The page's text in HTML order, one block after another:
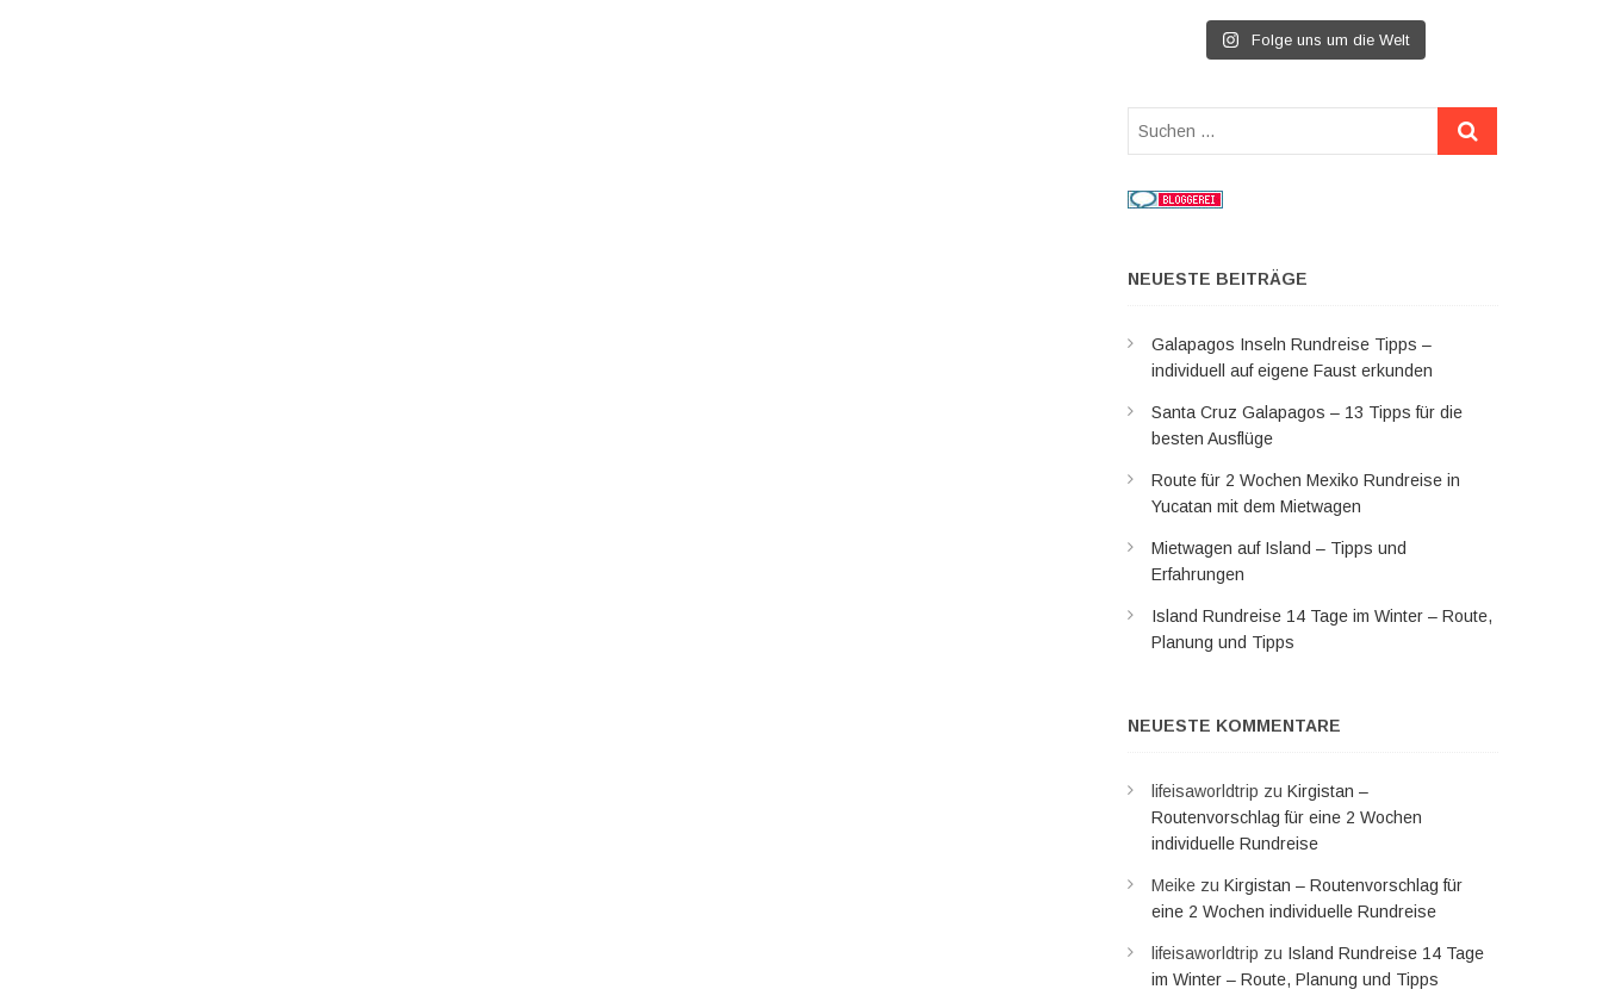
Folge uns um die Welt
Suchen
NEUESTE BEITRÄGE
Galapagos Inseln Rundreise Tipps –
individuell auf eigene Faust erkunden
Santa Cruz Galapagos – 13 Tipps für die
besten Ausflüge
Route für 2 Wochen Mexiko Rundreise in
Yucatan mit dem Mietwagen
Mietwagen auf Island – Tipps und
Erfahrungen
Island Rundreise 14 Tage im Winter – Route,
Planung und Tipps
NEUESTE KOMMENTARE
lifeisaworldtrip zu Kirgistan –
Routenvorschlag für eine 2 Wochen
individuelle Rundreise
Meike zu Kirgistan – Routenvorschlag für
eine 2 Wochen individuelle Rundreise
lifeisaworldtrip zu Island Rundreise 14 Tage
im Winter – Route, Planung und Tipps